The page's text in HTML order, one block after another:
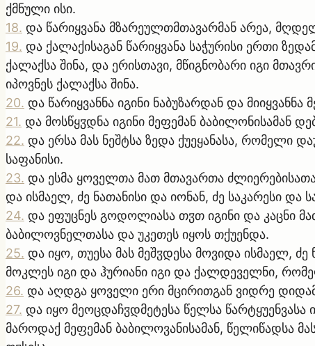
ქმნული ისი.
18. და წარიყვანა მზარეულთმთავარმან არეა,
19. და ქალაქისაგან წარიყვანა საჭურისი ერთი
ქალაქსა შინა, და ერისთავი, მწიგნობარი იგი
იპოვნეს ქალაქსა შინა.
20. და წარიყვანნა იგინი ნაბუზარდან და
21. და მოსწყჳდნა იგინი მეფემან ბაბილონისამან
22. და ერსა მას ნეშტსა ზედა ქუეყანასა, რომელი
საფანისი.
23. და ესმა ყოველთა მათ მთავართა
და ისმაელ, ძე ნათანისი და იონან, ძე საკარესი და
24. და ეფუცნეს გოდოლიასა თჳთ იგინი და კაცნი
ბაბილოვნელთასა და უკეთეს იყოს თქუენდა.
25. და იყო, თუესა მას მეშჳდესა მოვიდა ისმაელ,
მოკლეს იგი და ჰურიანი იგი და ქალდეველნი,
26. და აღდგა ყოველი ერი მცირითგან ვიდრე
27. და იყო მეოცდაჩჳდმეტესა წელსა წარტყუენვასა
მაროდაქ მეფემან ბაბილოვანისამან, წელიწადსა